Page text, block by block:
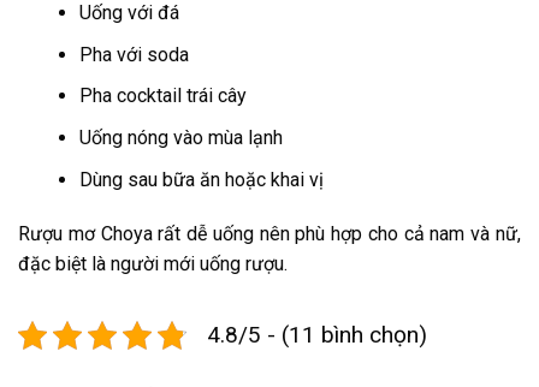
Uống với đá
Pha với soda
Pha cocktail trái cây
Uống nóng vào mùa lạnh
Dùng sau bữa ăn hoặc khai vị
Rượu mơ Choya rất dễ uống nên phù hợp cho cả nam và nữ,
đặc biệt là người mới uống rượu.
4.8/5 - (11 bình chọn)